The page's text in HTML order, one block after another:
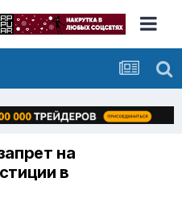
на
в